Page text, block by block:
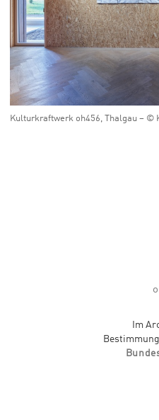
Kulturkraftwerk oh456, Thalgau – ©
Im